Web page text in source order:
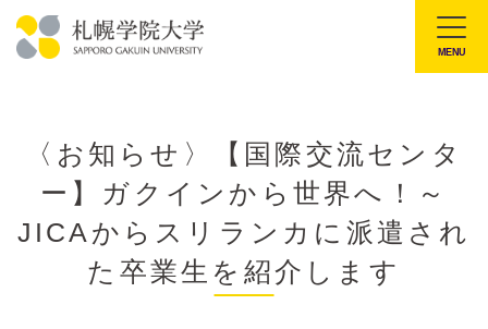
文
学
MENU
〈お知らせ〉【国際交流センタ
ー】ガクインから世界へ！～
JICAからスリランカに派遣され
た卒業生を紹介します